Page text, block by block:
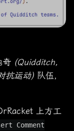
奇 (Quidditch，
抗运动) 队伍，
上方工
Comment